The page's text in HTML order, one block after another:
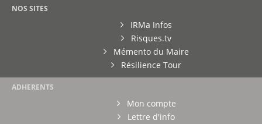
NOS SITES
IRMa Infos
Risques.tv
Mémento du Maire
Résilience Tour
ADHERENTS
Mon compte
Lettre d'info